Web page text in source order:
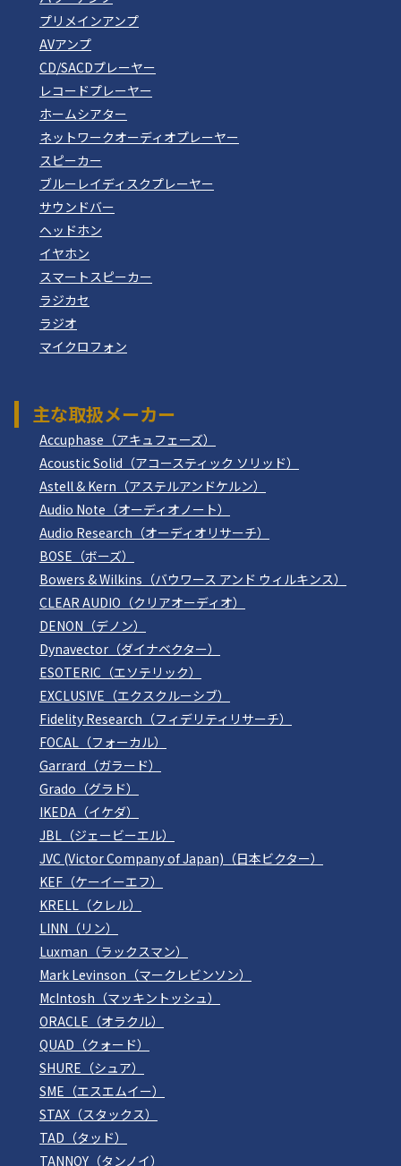
プリメインアンプ
AVアンプ
CD/SACDプレーヤー
レコードプレーヤー
ホームシアター
ネットワークオーディオプレーヤー
スピーカー
ブルーレイディスクプレーヤー
サウンドバー
ヘッドホン
イヤホン
スマートスピーカー
ラジカセ
ラジオ
マイクロフォン
主な取扱メーカー
Accuphase（アキュフェーズ）
Acoustic Solid（アコースティック ソリッド）
Astell & Kern（アステルアンドケルン）
Audio Note（オーディオノート）
Audio Research（オーディオリサーチ）
BOSE（ボーズ）
Bowers & Wilkins（バウワース アンド ウィルキンス）
CLEAR AUDIO（クリアオーディオ）
DENON（デノン）
Dynavector（ダイナベクター）
ESOTERIC（エソテリック）
EXCLUSIVE（エクスクルーシブ）
Fidelity Research（フィデリティリサーチ）
FOCAL（フォーカル）
Garrard（ガラード）
Grado（グラド）
IKEDA（イケダ）
JBL（ジェービーエル）
JVC (Victor Company of Japan)（日本ビクター）
KEF（ケーイーエフ）
KRELL（クレル）
LINN（リン）
Luxman（ラックスマン）
Mark Levinson（マークレビンソン）
McIntosh（マッキントッシュ）
ORACLE（オラクル）
QUAD（クォード）
SHURE（シュア）
SME（エスエムイー）
STAX（スタックス）
TAD（タッド）
TANNOY（タンノイ）